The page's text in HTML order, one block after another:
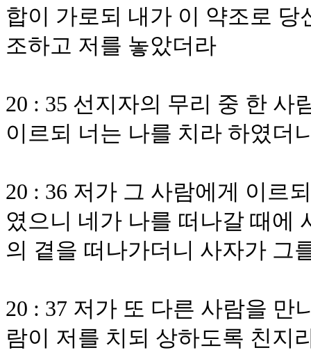
합이 가로되 내가 이 약조로
조하고 저를 놓았더라
20 : 35 선지자의 무리 중 한 사
이르되 너는 나를 치라 하였더
20 : 36 저가 그 사람에게 이르
였으니 네가 나를 떠나갈 때에
의 곁을 떠나가더니 사자가 그
20 : 37 저가 또 다른 사람을 만
람이 저를 치되 상하도록 친지